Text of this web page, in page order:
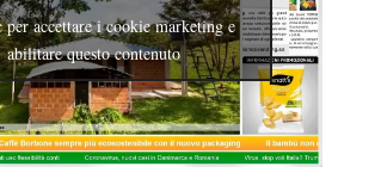
accettare i cookie marketing e
abilitare questo contenuto